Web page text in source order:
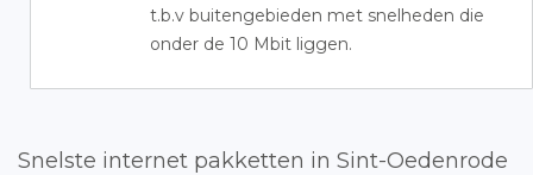
t.b.v buitengebieden met snelheden die
onder de 10 Mbit liggen.
Snelste internet pakketten in Sint-Oedenrode